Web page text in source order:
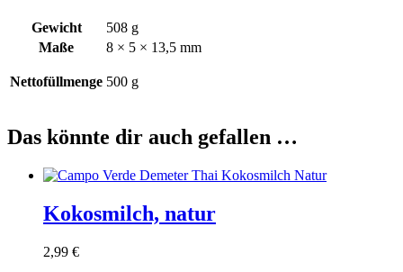
Gewicht
508 g
Maße
8 × 5 × 13,5 mm
Nettofüllmenge 500 g
Das könnte dir auch gefallen …
Kokosmilch, natur
2,99 €